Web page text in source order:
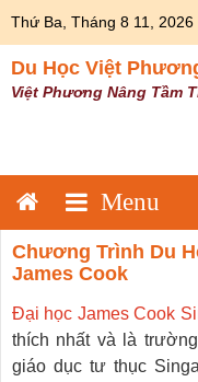
Thứ Ba, Tháng 8 11, 2026
Du Học Việt
Việt Phương Nâng Tầm
Chương Trình Du
James Cook
Đại học James Cook
thích nhất và là
giáo dục tư thục